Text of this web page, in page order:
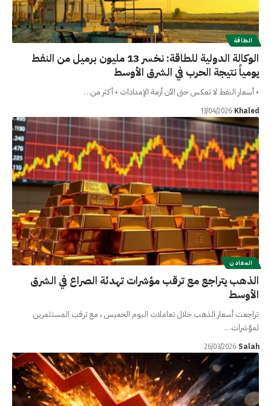
الطاقة
الوكالة الدولية للطاقة: نخسر 13 مليون برميل من النفط
يومياً نتيجة الحرب في الشرق الأوسط
• أسعار النفط لا تعكس حتى الآن أزمة الإمدادات • أكثر من…
Khaled
13/04/2026
المعادن
الذهب يتراجع مع ترقب مؤشرات تهدئة الصراع في الشرق
الأوسط
تراجعت أسعار الذهب خلال تعاملات اليوم الخميس ، مع ترقب المستثمرين
لمؤشرات…
Salah
26/03/2026